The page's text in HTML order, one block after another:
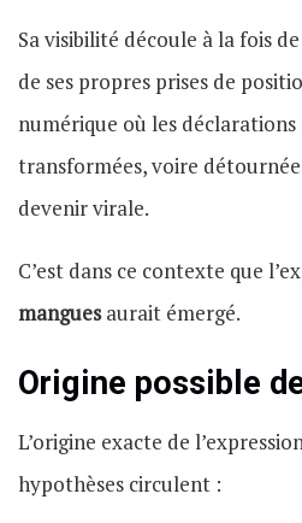
Sa visibilité découle à la fois
de ses propres prises de
numérique où les
transformées, voire
devenir virale.
C’est dans ce contexte que
manguesaurait émergé.
Origine possible
L’origine exacte de
hypothèses circulent :